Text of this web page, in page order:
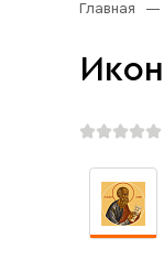
Услуги
Главная